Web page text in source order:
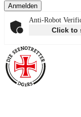
Anmelden
Anti-Robot
Click to